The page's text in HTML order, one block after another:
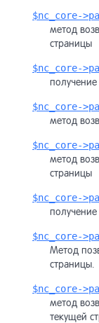
$nc_core-
метод
страницы
$nc_core-
$nc_core-
метод
$nc_core-
метод
страницы
$nc_core-
$nc_core-
Метод
страницы.
$nc_core-
метод
текущей